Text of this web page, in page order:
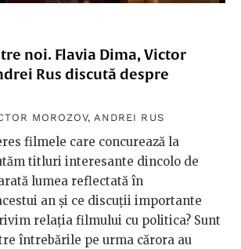
noi. Flavia Dima, Victor
Rus discută despre
MOROZOV,ANDREI RUS
filmele care concurează la
titluri interesante dincolo de
lumea reflectată în
an și ce discuții importante
relația filmului cu politica? Sunt
întrebările pe urma cărora au